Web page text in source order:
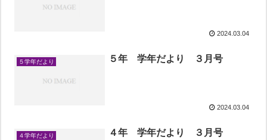
2024.03.04
５学年だより ５年 学年だより ３月号
2024.03.04
４学年だより ４年 学年だより ３月号